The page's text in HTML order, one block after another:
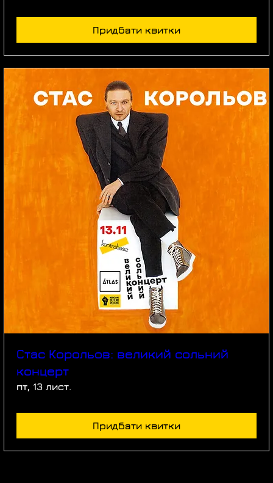
Придбати квитки
Стас Корольов: великий сольний
концерт
пт, 13 лист.
Придбати квитки